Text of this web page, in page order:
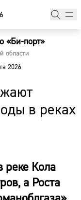
«Би-порт»
области
2026
в реках
реке Кола
а Роста